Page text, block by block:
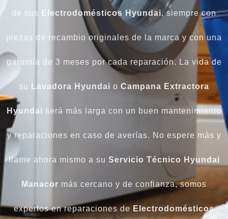
de sus Electrodomésticos Hyundai, siempre con
piezas de recambio originales de la marca y con una
garantía de 3 meses por cada reparación. La vida de
su Lavadora Hyundai o Campana Extractora
Hyundai será más larga con un buen mantenimiento
y reparaciones en caso de averías. No espere más y
llame ahora mismo a su Servicio Técnico Hyundai
Manacor más cercano y de confianza, somos
expertos en reparaciones de Electrodomésticos